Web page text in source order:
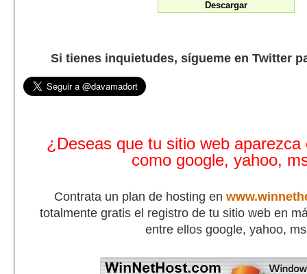
Si tienes inquietudes, sígueme en Twitter
¿Deseas que tu sitio web aparezca
como google, yahoo,
Contrata un plan de hosting en
totalmente gratis el registro de tu sitio web en
entre ellos google, yahoo,